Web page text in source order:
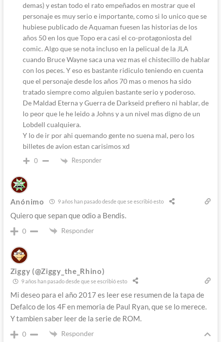
demas) y estan todo el rato empeñados en mostrar que el
personaje es muy serio e importante, como si lo unico que se
hubiese publicado de Aquaman fuesen las historias de los
años 50 en los que Topo era casi el co-protagoniosta del
comic. Algo que se nota incluso en la pelicual de la JLA
cuando Bruce Wayne saca una vez mas el chistecillo de hablar
con los peces. Y eso es bastante ridiculo teniendo en cuenta
que el personaje desde los años 70 mas o menos ha sido
tratado siempre como alguien bastante serio y poderoso.
De Maldad Eterna y Guerra de Darkseid prefiero ni hablar, de
lo peor que le he leido a Johns y a un nivel mas digno de un
Lobdell cualquiera.
Y lo de ir por ahi quemando gente no suena mal, pero los
billetes de avion estan carisimos xd
0 Responder
Anónimo 9 años han pasado desde que se escribió esto
Quiero que sepan que odio a Bendis.
0 Responder
Ziggy (@Ziggy_the_Rhino)
9 años han pasado desde que se escribió esto
Mi deseo para el año 2017 es leer ese resumen de la tapa de
Defalco de los 4F en memoria de Paul Ryan, que se lo merece.
Y tambien saber leer de la serie de ROM.
0 Responder